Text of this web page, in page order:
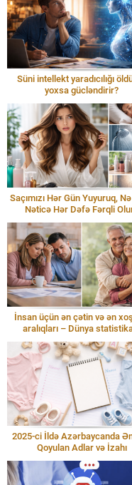
Süni intellekt yaradıcılığı
yoxsa gücləndirir?
Saçımızı Hər Gün Yuyuruq,
Nəticə Hər Dəfə Fərqli
İnsan üçün ən çətin və ən
aralıqları – Dünya
2025-ci İldə Azərbaycanda
Qoyulan Adlar və İzahı